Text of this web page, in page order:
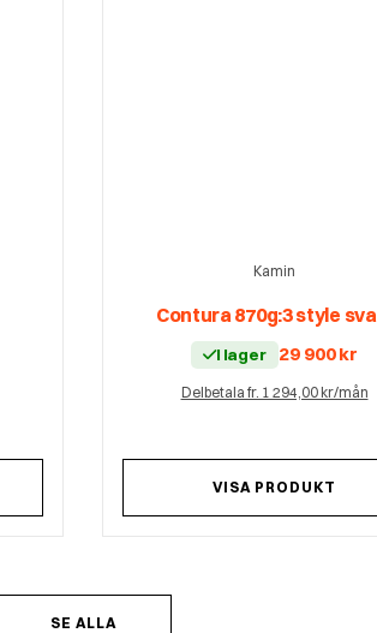
Kamin
Contura 870g:3 style
I lager 29 900kr
Delbetala fr. 1 294,00 kr/mån
VISA PRODUKT
SE ALLA